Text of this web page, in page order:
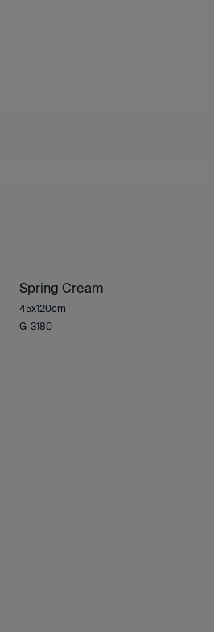
Spring Cream
45x120cm
G-3180